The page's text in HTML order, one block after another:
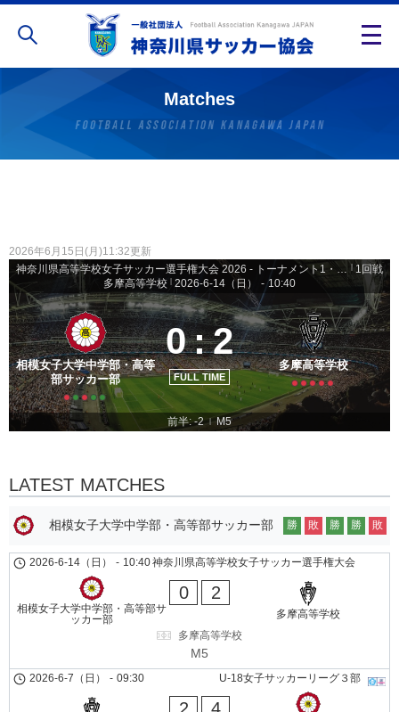
Matches
2026年6月15日(月)11:32更新
1回戦
多摩高等学校 2026-6-14（日） - 10:40
相模女子大学中学部・高等
部サッカー部
0:2
FULL TIME
多摩高等学校
前半: -2 M5
LATEST MATCHES
相模女子大学中学部・高等部サッカー部 勝 敗 勝 勝 敗
神奈川県高等学校女子サッカー選手権大会
2026-6-14（日） - 10:40
相模女子大学中学部・高等部サ
ッカー部
0 2
多摩高等学校
多摩高等学校
M5
U-18女子サッカーリーグ３部
2026-6-7（日） - 09:30